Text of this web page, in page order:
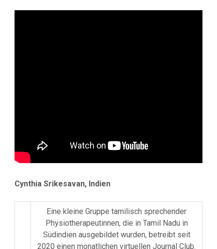
Cynthia Srikesavan, Indien
Eine kleine Gruppe tamilisch sprechender
Physiotherapeutinnen, die in Tamil Nadu in
Südindien ausgebildet wurden, betreibt seit
2020 einen monatlichen virtuellen Journal Club.